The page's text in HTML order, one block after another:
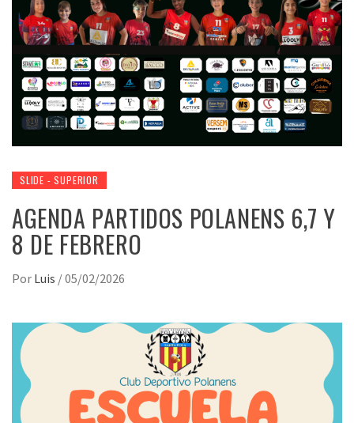
SLIDE - SUPERIOR
AGENDA PARTIDOS POLANENS 6,7 Y
8 DE FEBRERO
Por Luis /05/02/2026